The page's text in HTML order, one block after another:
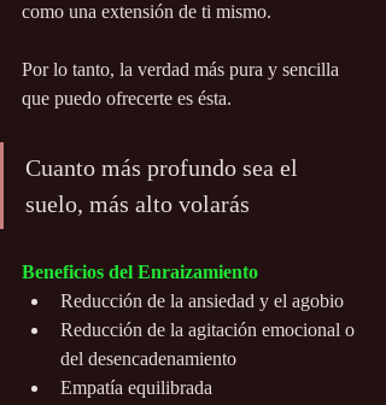
como una extensión de ti mismo.
Por lo tanto, la verdad más pura y sencilla
que puedo ofrecerte es ésta.
Cuanto más profundo sea el
suelo, más alto volarás
Beneficios del Enraizamiento
Reducción de la ansiedad y el agobio
Reducción de la agitación emocional o
del desencadenamiento
Empatía equilibrada